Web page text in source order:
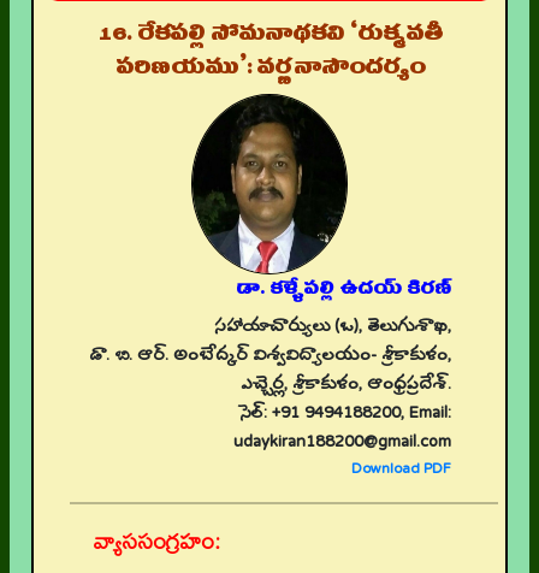
16. రేకపల్లి సోమనాథకవి ‘రుక్మవతీ
పరిణయము’: వర్ణనాసౌందర్యం
డా. కళ్ళేపల్లి ఉదయ్ కిరణ్
సహాయాచార్యులు (ఒ), తెలుగుశాఖ,
డా. బి. ఆర్. అంబేద్కర్ విశ్వవిద్యాలయం- శ్రీకాకుళం,
ఎచ్చెర్ల, శ్రీకాకుళం, ఆంధ్రప్రదేశ్.
సెల్: +91 9494188200, Email:
udaykiran188200@gmail.com
Download PDF
వ్యాససంగ్రహం: